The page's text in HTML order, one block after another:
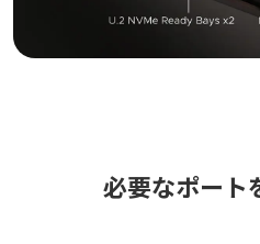
必要なポート